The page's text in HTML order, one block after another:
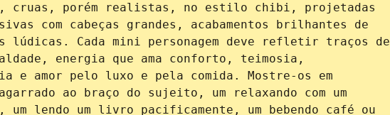
cruas, porém realistas, no estilo chibi, projetadas
com cabeças grandes, acabamentos brilhantes de
lúdicas. Cada mini personagem deve refletir traços de
energia que ama conforto, teimosia,
e amor pelo luxo e pela comida. Mostre-os em
ao braço do sujeito, um relaxando com um
um lendo um livro pacificamente, um bebendo café ou